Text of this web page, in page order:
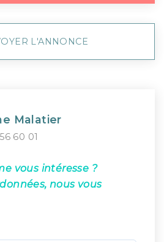
L'ANNONCE
Malatier
60 01
vous intéresse ?
nous vous